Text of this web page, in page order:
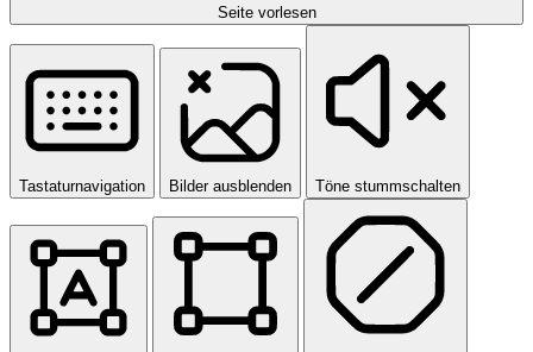
Seite vorlesen
Tastaturnavigation Bilder ausblenden Töne stummschalten